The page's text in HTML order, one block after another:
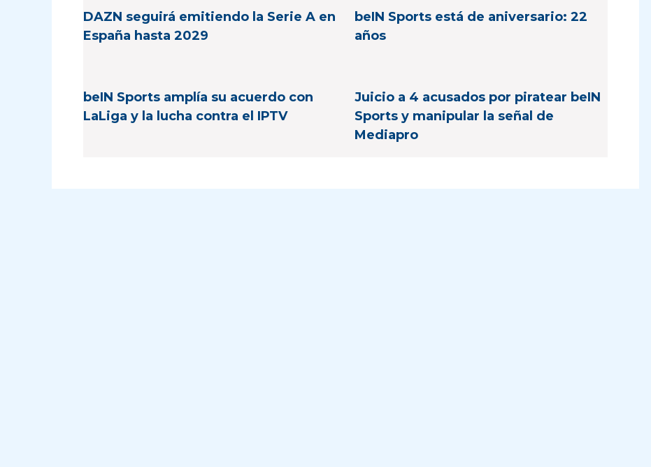
DAZN seguirá emitiendo la Serie A en
España hasta 2029
beIN Sports está de aniversario: 22
años
beIN Sports amplía su acuerdo con
LaLiga y la lucha contra el IPTV
Juicio a 4 acusados por piratear beIN
Sports y manipular la señal de
Mediapro